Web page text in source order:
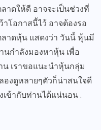
าดให้ดี อาจจะเป็นช่วงที่
โอกาสนี้ไว้ อาจต้องรอ
าดหุ้น แสดงว่า วันนี้ หุ้นมี
นกำลังมองหาหุ้น เพื่อ
เราขอแนะนำหุ้นกลุ่ม
องดูหลายๆตัวก็น่าสนใจดี
เข้ากับท่านได้แน่นอน .